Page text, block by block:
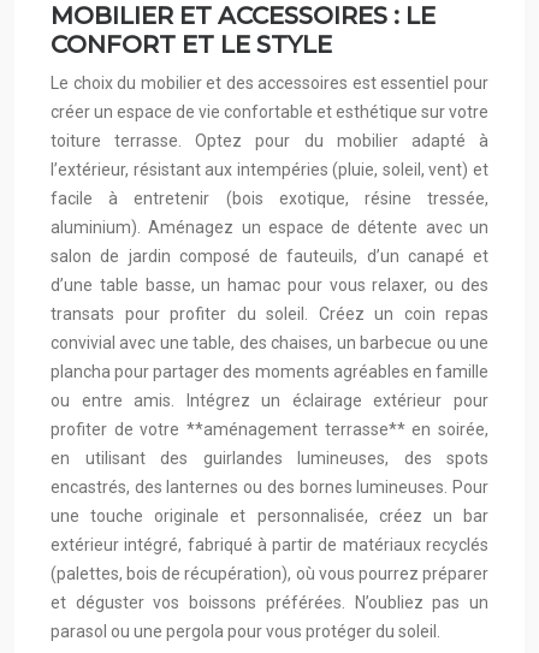
MOBILIER ET ACCESSOIRES : LE
CONFORT ET LE STYLE
Le choix du mobilier et des accessoires est essentiel pour
créer un espace de vie confortable et esthétique sur votre
toiture terrasse. Optez pour du mobilier adapté à
l’extérieur, résistant aux intempéries (pluie, soleil, vent) et
facile à entretenir (bois exotique, résine tressée,
aluminium). Aménagez un espace de détente avec un
salon de jardin composé de fauteuils, d’un canapé et
d’une table basse, un hamac pour vous relaxer, ou des
transats pour profiter du soleil. Créez un coin repas
convivial avec une table, des chaises, un barbecue ou une
plancha pour partager des moments agréables en famille
ou entre amis. Intégrez un éclairage extérieur pour
profiter de votre **aménagement terrasse** en soirée,
en utilisant des guirlandes lumineuses, des spots
encastrés, des lanternes ou des bornes lumineuses. Pour
une touche originale et personnalisée, créez un bar
extérieur intégré, fabriqué à partir de matériaux recyclés
(palettes, bois de récupération), où vous pourrez préparer
et déguster vos boissons préférées. N’oubliez pas un
parasol ou une pergola pour vous protéger du soleil.